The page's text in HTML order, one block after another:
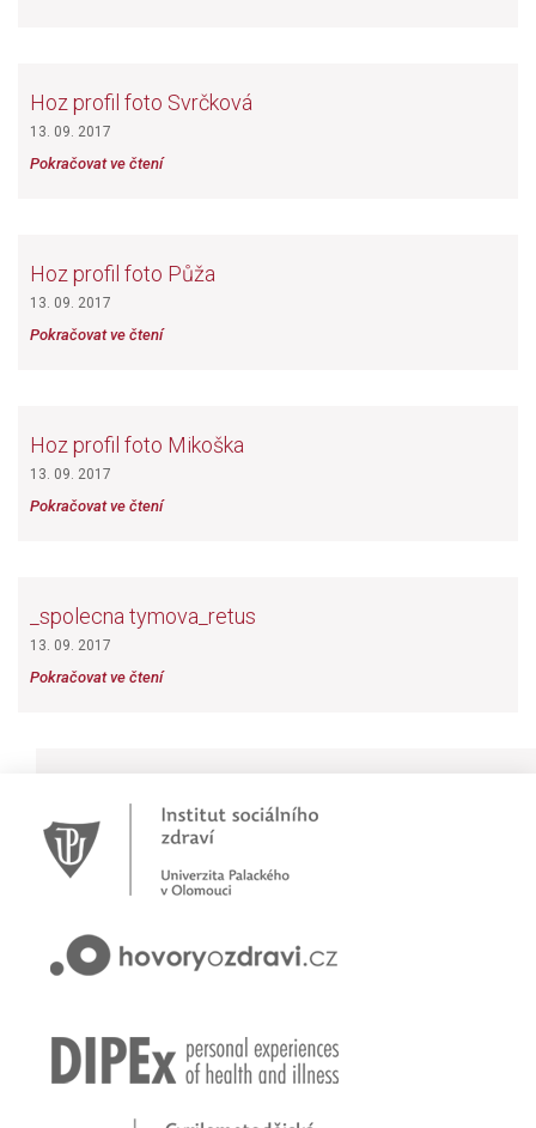
Hoz profil foto Svrčková
13. 09. 2017
Pokračovat ve čtení
Hoz profil foto Půža
13. 09. 2017
Pokračovat ve čtení
Hoz profil foto Mikoška
13. 09. 2017
Pokračovat ve čtení
_spolecna tymova_retus
13. 09. 2017
Pokračovat ve čtení
Novinky
Přihlašte se na první online workshop na téma stárnoucí
Zkušenosti rodičů dětí s epilepsií
Začínáme nové téma! Sluchová vada u dětí